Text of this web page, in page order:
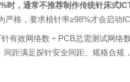
时，通常不推荐制作传统针床式
格，要求植针率≥98%才会启动
有效网络数 ÷ PCB总需测试网络
距满足探针安全间距、规格合规